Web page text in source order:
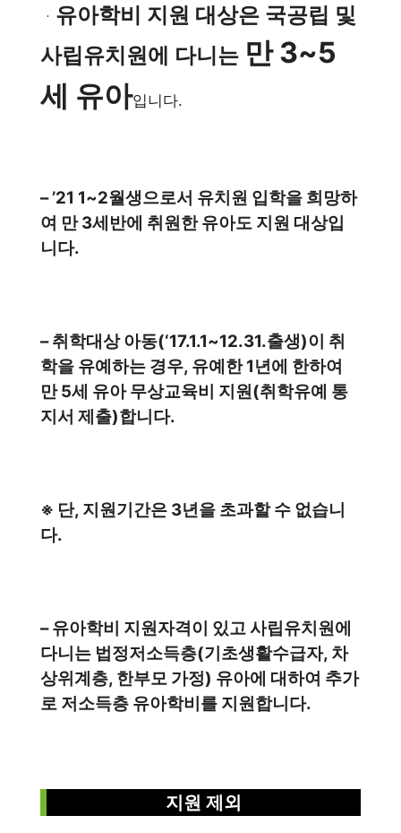
ㆍ 유아학비 지원 대상은 국공립 및
사립유치원에 다니는 만 3~5
세 유아입니다.
– ’21 1~2월생으로서 유치원 입학을 희망하
여 만 3세반에 취원한 유아도 지원 대상입
니다.
– 취학대상 아동(‘17.1.1~12.31.출생)이 취
학을 유예하는 경우, 유예한 1년에 한하여
만 5세 유아 무상교육비 지원(취학유예 통
지서 제출)합니다.
※ 단, 지원기간은 3년을 초과할 수 없습니
다.
– 유아학비 지원자격이 있고 사립유치원에
다니는 법정저소득층(기초생활수급자, 차
상위계층, 한부모 가정) 유아에 대하여 추가
로 저소득층 유아학비를 지원합니다.
지원 제외